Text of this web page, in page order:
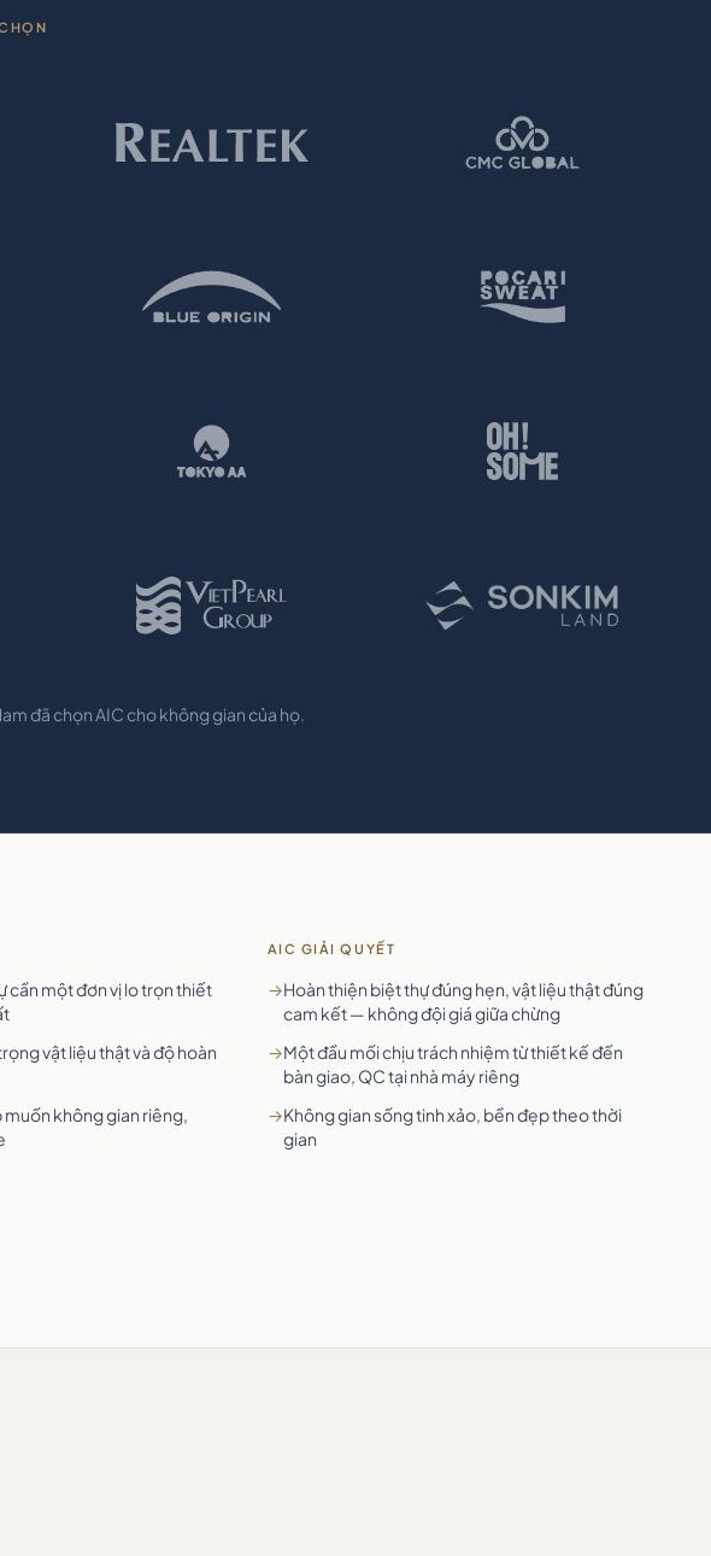
đã chọn AIC cho không gian của họ.
cần một đơn vị lo trọn thiết
vật liệu thật và độ hoàn
muốn không gian riêng,
AIC GIẢI QUYẾT
→Hoàn thiện biệt thự đúng hẹn, vật liệu thật đúng
cam kết — không đội giá giữa chừng
→Một đầu mối chịu trách nhiệm từ thiết kế đến
bàn giao, QC tại nhà máy riêng
→Không gian sống tinh xảo, bền đẹp theo thời
gian